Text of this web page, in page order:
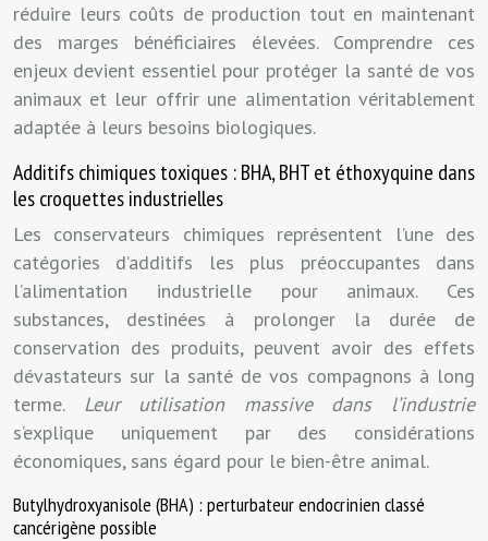
réduire leurs coûts de production tout en maintenant
des marges bénéficiaires élevées. Comprendre ces
enjeux devient essentiel pour protéger la santé de vos
animaux et leur offrir une alimentation véritablement
adaptée à leurs besoins biologiques.
Additifs chimiques toxiques : BHA, BHT et éthoxyquine dans
les croquettes industrielles
Les conservateurs chimiques représentent l’une des
catégories d’additifs les plus préoccupantes dans
l’alimentation industrielle pour animaux. Ces
substances, destinées à prolonger la durée de
conservation des produits, peuvent avoir des effets
dévastateurs sur la santé de vos compagnons à long
terme. Leur utilisation massive dans l’industrie
s’explique uniquement par des considérations
économiques, sans égard pour le bien-être animal.
Butylhydroxyanisole (BHA) : perturbateur endocrinien classé
cancérigène possible